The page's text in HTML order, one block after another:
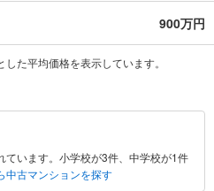
900万円
た平均価格を表示しています。
ています。小学校が3件、中学校が1件
中古マンションを探す